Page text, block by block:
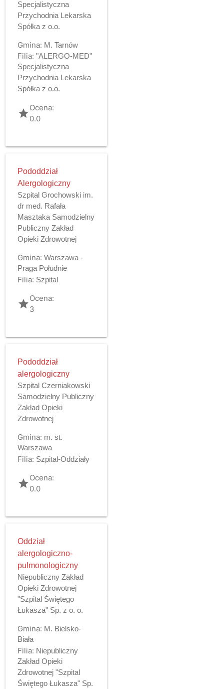
Specjalistyczna
Przychodnia Lekarska
Spółka z o.o.
Gmina: M. Tarnów
Filia: "ALERGO-MED"
Specjalistyczna
Przychodnia Lekarska
Spółka z o.o.
gradeOcena:
0.0
Pododdział
Alergologiczny
Szpital Grochowski im.
dr med. Rafała
Masztaka Samodzielny
Publiczny Zakład
Opieki Zdrowotnej
Gmina: Warszawa -
Praga Południe
Filia: Szpital
gradeOcena:
3
Pododdział
alergologiczny
Szpital Czerniakowski
Samodzielny Publiczny
Zakład Opieki
Zdrowotnej
Gmina: m. st.
Warszawa
Filia: Szpital-Oddziały
gradeOcena:
0.0
Oddział
alergologiczno-
pulmonologiczny
Niepubliczny Zakład
Opieki Zdrowotnej
"Szpital Świętego
Łukasza" Sp. z o. o.
Gmina: M. Bielsko-
Biała
Filia: Niepubliczny
Zakład Opieki
Zdrowotnej "Szpital
Świętego Łukasza" Sp.